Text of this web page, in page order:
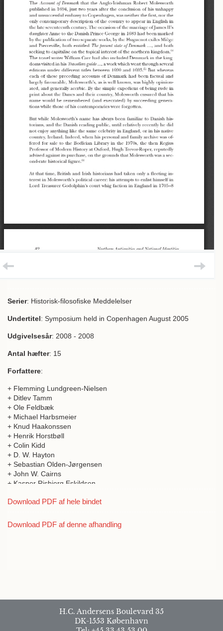
Serier: Historisk-filosofiske Meddelelser
Undertitel: Symposium held in Copenhagen August 2005
Udgivelsesår: 2008 - 2008
Antal hæfter: 15
Forfattere:
+ Flemming Lundgreen-Nielsen
+ Ditlev Tamm
+ Ole Feldbæk
+ Michael Harbsmeier
+ Knud Haakonssen
+ Henrik Horstbøll
+ Colin Kidd
+ D. W. Hayton
+ Sebastian Olden-Jørgensen
+ John W. Cairns
+ Kasper Risbjerg Eskildsen
+ Hans Aarsleff
+ Michael Bregnsbo
Download PDF af hele bindet
Download PDF af denne afhandling
H.C. Andersens Boulevard 35
DK-1553 København